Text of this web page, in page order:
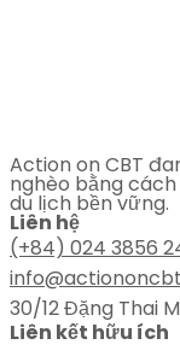
Action on CBT
nghèo bằng
du lịch bền vững.
Liên hệ
(+84) 024 3856
30/12 Đặng Thai
Liên kết hữu ích